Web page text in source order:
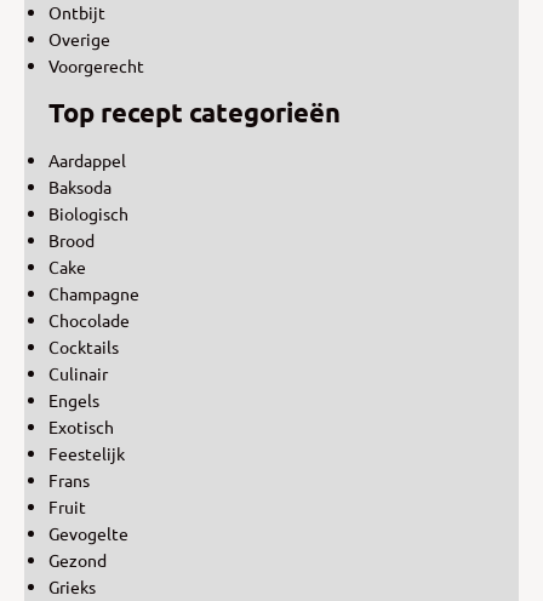
Ontbijt
Overige
Voorgerecht
Top recept categorieën
Aardappel
Baksoda
Biologisch
Brood
Cake
Champagne
Chocolade
Cocktails
Culinair
Engels
Exotisch
Feestelijk
Frans
Fruit
Gevogelte
Gezond
Grieks